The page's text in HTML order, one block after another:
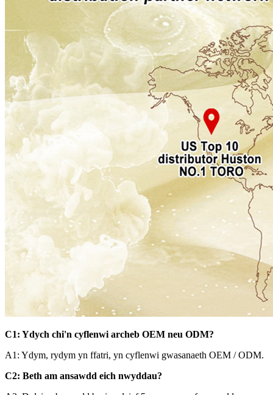
C1: Ydych chi'n cyflenwi archeb OEM neu ODM?
A1: Ydym, rydym yn ffatri, yn cyflenwi gwasanaeth OEM / ODM.
C2: Beth am ansawdd eich nwyddau?